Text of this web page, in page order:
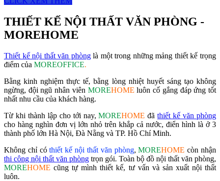
THIẾT KẾ NỘI THẤT VĂN PHÒNG -
MOREHOME
Thiết kế nội thất văn phònglà một trong những mảng thiết kế trọng
điểm của MOREOFFICE.
Bằng kinh nghiệm thực tế, bằng lòng nhiệt huyết sáng tạo không
ngừng, đội ngũ nhân viên MOREHOME luôn cố gắng đáp ứng tốt
nhất nhu cầu của khách hàng.
Từ khi thành lập cho tới nay,MOREHOME đãthiết kế văn phòng
cho hàng nghìn đơn vị lớn nhỏ trên khắp cả nước, điển hình là ở 3
thành phố lớn Hà Nội, Đà Nẵng và TP. Hồ Chí Minh.
Không chỉ cóthiết kế nội thất văn phòng,MOREHOME còn nhận
thi công nội thất văn phòng trọn gói. Toàn bộ đồ nội thất văn phòng,
MOREHOME cũng tự mình thiết kế, tư vấn và sản xuất nội thất
luôn.